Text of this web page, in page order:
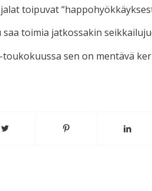
toipuvat
toimia jatkossakin
sen on mentävä